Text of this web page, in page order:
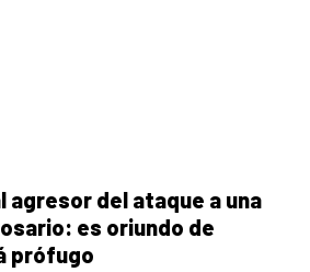
del ataque a una
es oriundo de
prófugo